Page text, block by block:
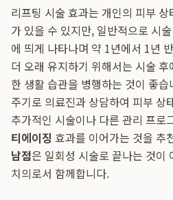
리프팅 시술 효과는 개인의 피부
가 있을 수 있지만, 일반적으로 시
에 띄게 나타나며 약 1년에서 1년
더 오래 유지하기 위해서는 시술
한 생활 습관을 병행하는 것이 좋
주기로 의료진과 상담하여 피부 상
추가적인 시술이나 다른 관리 프로
티에이징 효과를 이어가는 것을 추
남점은 일회성 시술로 끝나는 것이
치의로서 함께합니다.